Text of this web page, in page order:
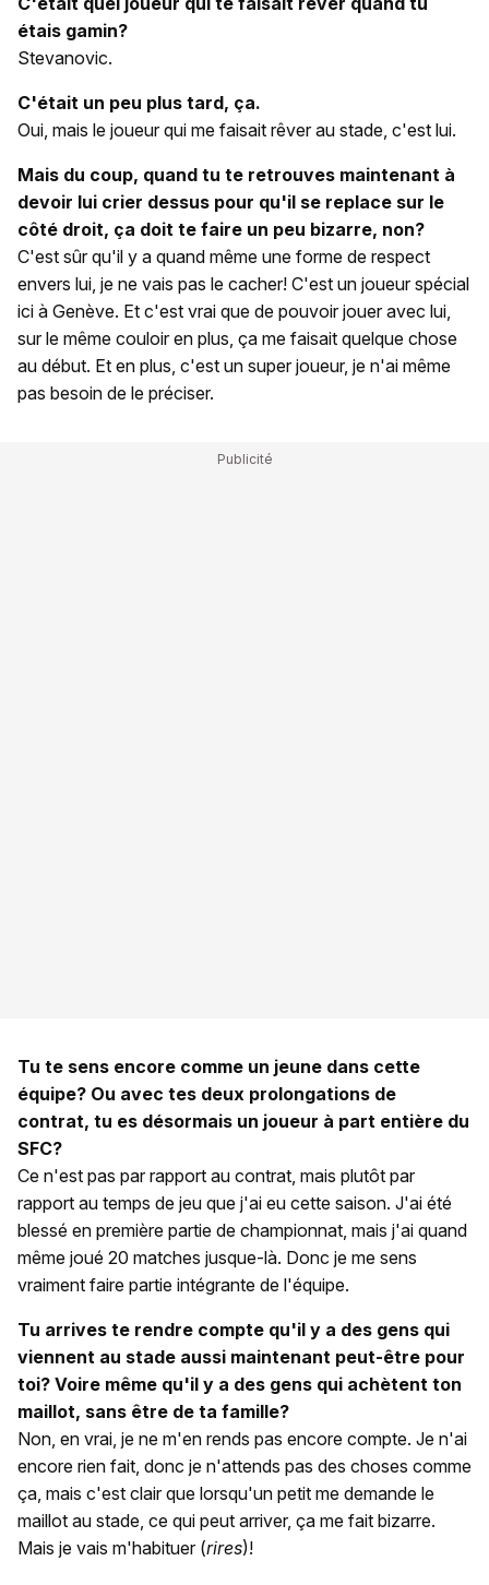
étais gamin?
Stevanovic.
C'était un peu plus tard, ça.
Oui, mais le joueur qui me faisait rêver au stade, c'est lui.
Mais du coup, quand tu te retrouves maintenant à
devoir lui crier dessus pour qu'il se replace sur le
côté droit, ça doit te faire un peu bizarre, non?
C'est sûr qu'il y a quand même une forme de respect
envers lui, je ne vais pas le cacher! C'est un joueur spécial
ici à Genève. Et c'est vrai que de pouvoir jouer avec lui,
sur le même couloir en plus, ça me faisait quelque chose
au début. Et en plus, c'est un super joueur, je n'ai même
pas besoin de le préciser.
Tu te sens encore comme un jeune dans cette
équipe? Ou avec tes deux prolongations de
contrat, tu es désormais un joueur à part entière du
SFC?
Ce n'est pas par rapport au contrat, mais plutôt par
rapport au temps de jeu que j'ai eu cette saison. J'ai été
blessé en première partie de championnat, mais j'ai quand
même joué 20 matches jusque-là. Donc je me sens
vraiment faire partie intégrante de l'équipe.
Tu arrives te rendre compte qu'il y a des gens qui
viennent au stade aussi maintenant peut-être pour
toi? Voire même qu'il y a des gens qui achètent ton
maillot, sans être de ta famille?
Non, en vrai, je ne m'en rends pas encore compte. Je n'ai
encore rien fait, donc je n'attends pas des choses comme
ça, mais c'est clair que lorsqu'un petit me demande le
maillot au stade, ce qui peut arriver, ça me fait bizarre.
Mais je vais m'habituer (rires)!